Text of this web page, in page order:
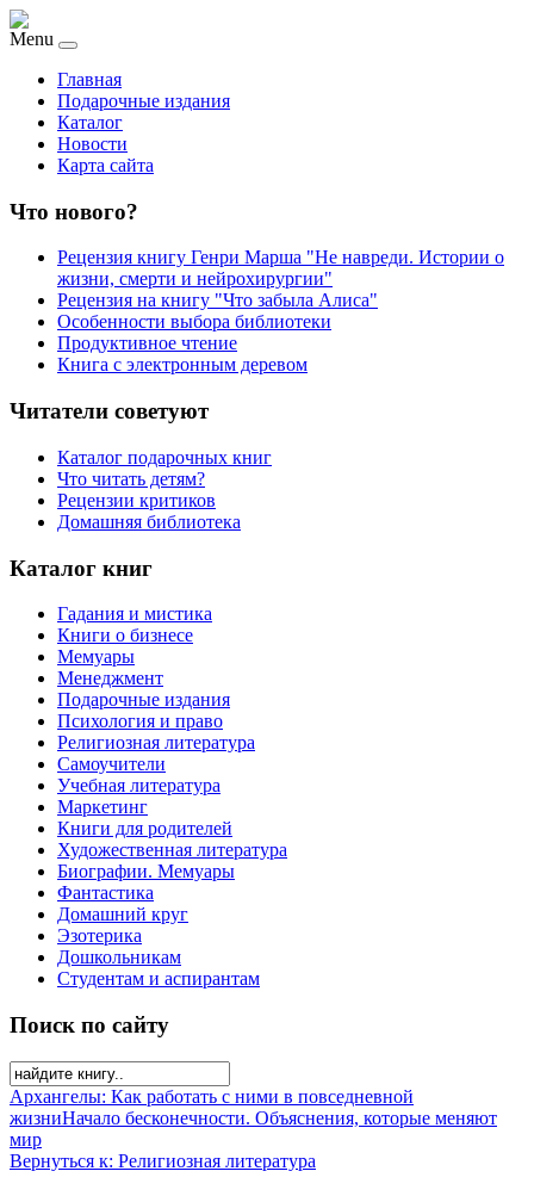
Menu
Главная
Подарочные издания
Каталог
Новости
Карта сайта
Что нового?
Рецензия книгу Генри Марша "Не навреди. Истории о
жизни, смерти и нейрохирургии"
Рецензия на книгу "Что забыла Алиса"
Особенности выбора библиотеки
Продуктивное чтение
Книга с электронным деревом
Читатели советуют
Каталог подарочных книг
Что читать детям?
Рецензии критиков
Домашняя библиотека
Каталог книг
Гадания и мистика
Книги о бизнесе
Мемуары
Менеджмент
Подарочные издания
Психология и право
Религиозная литература
Самоучители
Учебная литература
Маркетинг
Книги для родителей
Художественная литература
Биографии. Мемуары
Фантастика
Домашний круг
Эзотерика
Дошкольникам
Студентам и аспирантам
Поиск по сайту
Архангелы: Как работать с ними в повседневной
жизниНачало бесконечности. Объяснения, которые меняют
мир
Вернуться к: Религиозная литература